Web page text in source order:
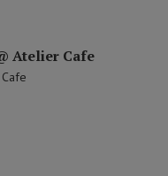
Atelier Cafe